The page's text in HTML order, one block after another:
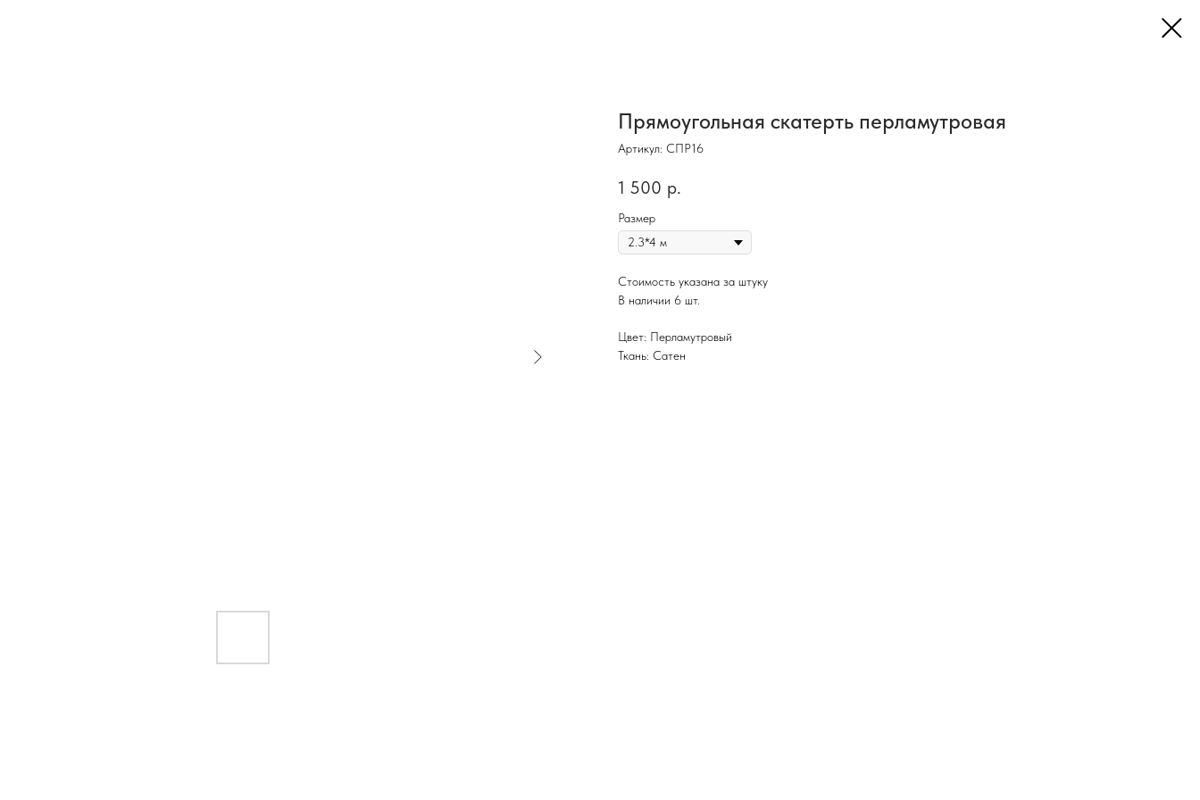
Прямоугольная скатерть перламутровая
Артикул: СПР16
1 500 р.
Размер
Стоимость указана за штуку
В наличии 6 шт.
Цвет: Перламутровый
Ткань: Сатен